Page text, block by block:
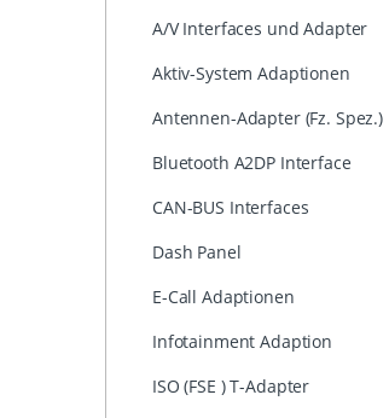
A/V Interfaces und Adapter
Aktiv-System Adaptionen
Antennen-Adapter (Fz. Spez.)
Bluetooth A2DP Interface
CAN-BUS Interfaces
Dash Panel
E-Call Adaptionen
Infotainment Adaption
ISO (FSE ) T-Adapter